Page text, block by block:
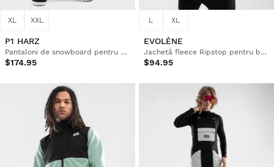
XL XXL
P1 HARZ
Pantaloni de snowboard pentru bărbați
$174.95
L XL
EVOLÈNE
Jachetă fleece Ripstop pentru bărbați
$94.95